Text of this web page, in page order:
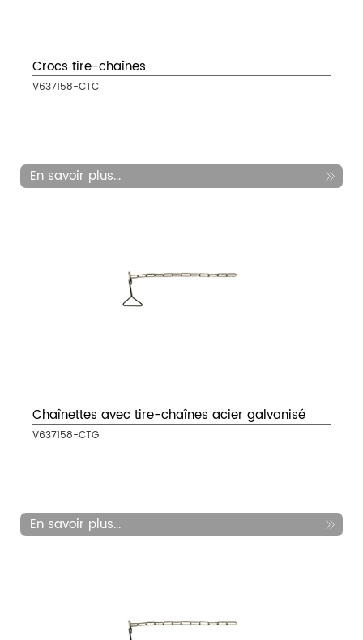
Crocs tire-chaînes
V637158-CTC
En savoir plus...
Chaînettes avec tire-chaînes acier galvanisé
V637158-CTG
En savoir plus...